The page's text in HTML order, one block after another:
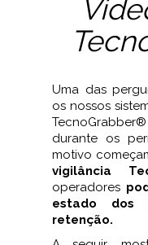
Uma das
os nossos
durante os
motivo
vigilância
operadores
estado dos
retenção.